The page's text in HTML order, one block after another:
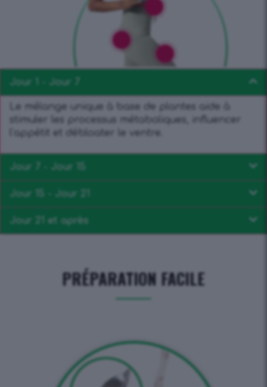
Jour 1 - Jour 7
Le mélange unique à base de plantes aide à
stimuler les processus métaboliques, influencer
l’appétit et débloater le ventre.
Jour 7 - Jour 15
Jour 15 - Jour 21
Jour 21 et après
PRÉPARATION FACILE